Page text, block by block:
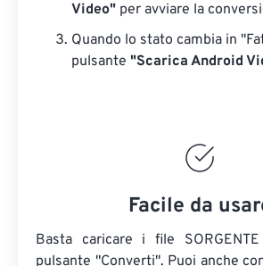
Video" per avviare la
Quando lo stato cambia in
pulsante "Scarica Android
Facile da
Basta caricare i file
pulsante "Converti". Puoi anche